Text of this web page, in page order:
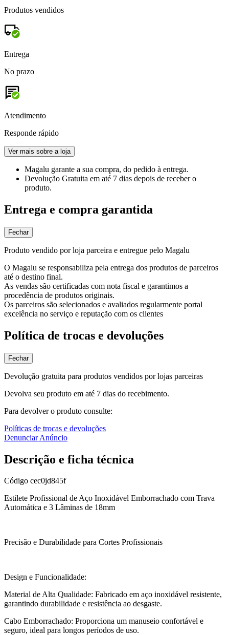
Produtos vendidos
Entrega
No prazo
Atendimento
Responde rápido
Ver mais sobre a loja
Magalu garante a sua compra, do pedido à entrega.
Devolução Gratuita em até 7 dias depois de receber o
produto.
Entrega e compra garantida
Fechar
Produto vendido por loja parceira e entregue pelo Magalu
O Magalu se responsabiliza pela entrega dos produtos de parceiros
até o destino final.
As vendas são certificadas com nota fiscal e garantimos a
procedência de produtos originais.
Os parceiros são selecionados e avaliados regularmente portal
excelência no serviço e reputação com os clientes
Política de trocas e devoluções
Fechar
Devolução gratuita para produtos vendidos por lojas parceiras
Devolva seu produto em até 7 dias do recebimento.
Para devolver o produto consulte:
Políticas de trocas e devoluções
Denunciar Anúncio
Descrição e ficha técnica
Código cec0jd845f
Estilete Profissional de Aço Inoxidável Emborrachado com Trava
Automática e 3 Lâminas de 18mm
Precisão e Durabilidade para Cortes Profissionais
Design e Funcionalidade:
Material de Alta Qualidade: Fabricado em aço inoxidável resistente,
garantindo durabilidade e resistência ao desgaste.
Cabo Emborrachado: Proporciona um manuseio confortável e
seguro, ideal para longos períodos de uso.